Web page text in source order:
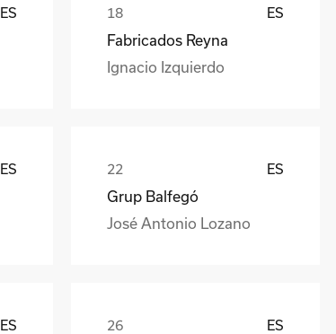
ES ES
Fabricados Reyna
Ignacio Izquierdo
ES ES
Grup Balfegó
José Antonio Lozano
ES ES